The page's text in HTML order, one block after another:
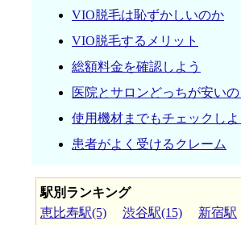
VIO脱毛は恥ずかしいのか
VIO脱毛するメリット
総額料金を確認しよう
医院とサロンどっちが安いの
使用機材までもチェックしよ
患者がよく受けるクレーム
駅別ランキング
恵比寿駅(5)
渋谷駅(15)
新宿駅